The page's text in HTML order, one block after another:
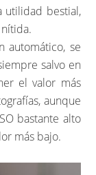
utilidad bestial,
automático, se
salvo en
el valor más
aunque
bastante alto
más bajo.